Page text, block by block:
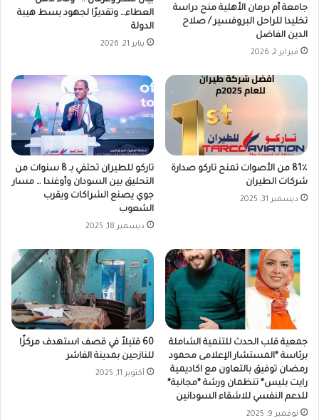
جامعة أم درمان الأهلية منح دراسة
تخليدا للراحل البروفسير / صلاح
الدين الفاضل
فبراير 2, 2026
العطاء… وتقديرًا لجهود بسط هيبة
الدولة
يناير 21, 2026
81٪ من الأصوات تمنح تاركو صدارة
شركات الطيران
ديسمبر 31, 2025
تاركو للطيران تحتفي بـ 8 سنوات من
التحليق بين السودان وأوغندا … مسار
جوي يصنع الشراكات ويقرب
الشعوب
ديسمبر 18, 2025
جمعية قلب الحدث للتنمية الشاملة
برئاسة *المستشار الإعلامى محمود
رمضان توفيق بالتعاون مع اكاديمية
رايت بليس* تنظمان ورشة *مجانية*
للدعم النفسي للاشقاء السودانين
نوفمبر 9, 2025
60 قتيلاً في قصف استهدف مركزًا
للنازحين بمدينة الفاشر
أكتوبر 11, 2025